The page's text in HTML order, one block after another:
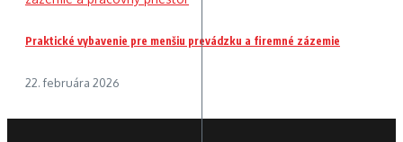
Praktické vybavenie pre menšiu prevádzku a firemné zázemie
22. februára 2026